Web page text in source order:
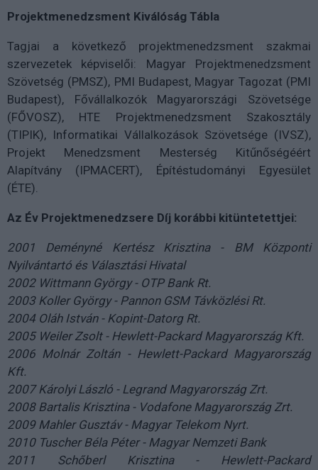
Projektmenedzsment Kiválóság Tábla
Tagjai a következő projektmenedzsment szakmai
szervezetek képviselői: Magyar Projektmenedzsment
Szövetség (PMSZ), PMI Budapest, Magyar Tagozat (PMI
Budapest), Fővállalkozók Magyarországi Szövetsége
(FŐVOSZ), HTE Projektmenedzsment Szakosztály
(TIPIK), Informatikai Vállalkozások Szövetsége (IVSZ),
Projekt Menedzsment Mesterség Kitűnőségéért
Alapítvány (IPMACERT), Építéstudományi Egyesület
(ÉTE).
Az Év Projektmenedzsere Díj korábbi kitüntetettjei:
2001 Deményné Kertész Krisztina - BM Központi
Nyilvántartó és Választási Hivatal
2002 Wittmann György - OTP Bank Rt.
2003 Koller György - Pannon GSM Távközlési Rt.
2004 Oláh István - Kopint-Datorg Rt.
2005 Weiler Zsolt - Hewlett-Packard Magyarország Kft.
2006 Molnár Zoltán - Hewlett-Packard Magyarország
Kft.
2007 Károlyi László - Legrand Magyarország Zrt.
2008 Bartalis Krisztina - Vodafone Magyarország Zrt.
2009 Mahler Gusztáv - Magyar Telekom Nyrt.
2010 Tuscher Béla Péter - Magyar Nemzeti Bank
2011 Schőberl Krisztina - Hewlett-Packard